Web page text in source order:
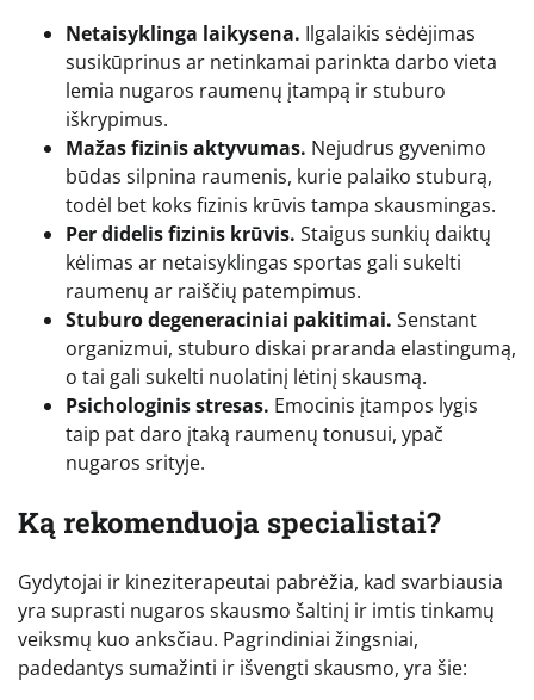
Netaisyklinga laikysena. Ilgalaikis sėdėjimas
susikūprinus ar netinkamai parinkta darbo vieta
lemia nugaros raumenų įtampą ir stuburo
iškrypimus.
Mažas fizinis aktyvumas. Nejudrus gyvenimo
būdas silpnina raumenis, kurie palaiko stuburą,
todėl bet koks fizinis krūvis tampa skausmingas.
Per didelis fizinis krūvis. Staigus sunkių daiktų
kėlimas ar netaisyklingas sportas gali sukelti
raumenų ar raiščių patempimus.
Stuburo degeneraciniai pakitimai. Senstant
organizmui, stuburo diskai praranda elastingumą,
o tai gali sukelti nuolatinį lėtinį skausmą.
Psichologinis stresas. Emocinis įtampos lygis
taip pat daro įtaką raumenų tonusui, ypač
nugaros srityje.
Ką rekomenduoja specialistai?
Gydytojai ir kineziterapeutai pabrėžia, kad svarbiausia
yra suprasti nugaros skausmo šaltinį ir imtis tinkamų
veiksmų kuo anksčiau. Pagrindiniai žingsniai,
padedantys sumažinti ir išvengti skausmo, yra šie: